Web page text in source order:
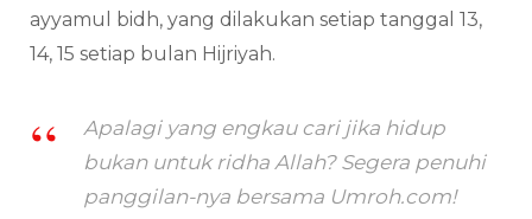
ayyamul bidh, yang dilakukan setiap tanggal 13,
14, 15 setiap bulan Hijriyah.
Apalagi yang engkau cari jika hidup
bukan untuk ridha Allah? Segera penuhi
panggilan-nya bersama Umroh.com!